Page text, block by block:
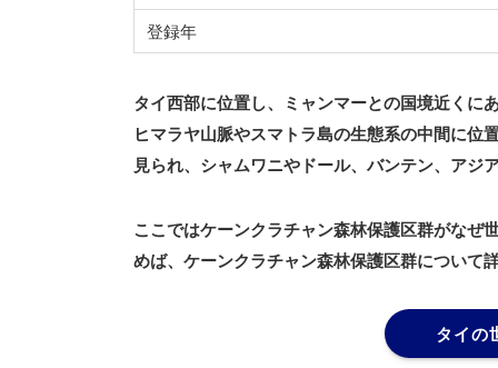
登録年
タイ西部に位置し、ミャンマーとの国境近くに
ヒマラヤ山脈やスマトラ島の生態系の中間に位
見られ、シャムワニやドール、バンテン、アジ
ここではケーンクラチャン森林保護区群がなぜ
めば、ケーンクラチャン森林保護区群について
タイの